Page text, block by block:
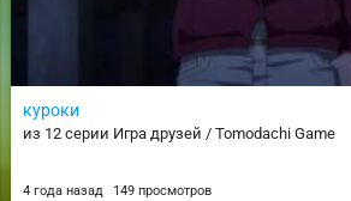
куроки
из 12 серии Игра друзей / Tomodachi Game
4 года назад 149 просмотров